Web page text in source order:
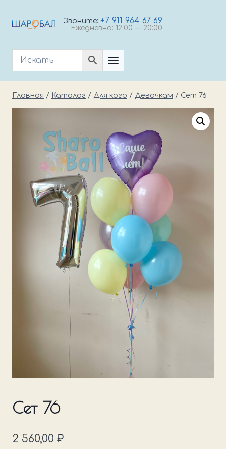
Звоните: +7 911 964 67 69
Ежедневно: 12:00 — 20:00
Главная / Каталог / Для кого / Девочкам / Сет 76
Сет 76
2 560,00 ₽